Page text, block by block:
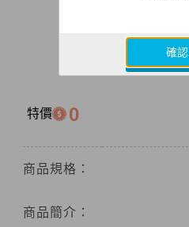
特價 0
商品規格：
商品簡介：
確認